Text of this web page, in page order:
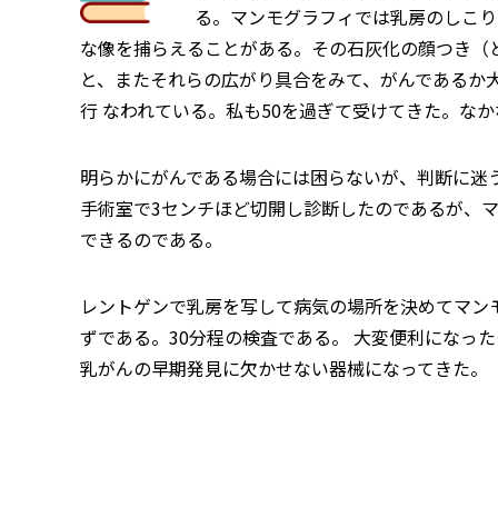
る。マンモグラフィでは乳房のしこ
な像を捕らえることがある。その石灰化の顔つき
と、またそれらの広がり具合をみて、がんである
行 なわれている。私も50を過ぎて受けてきた。な
明らかにがんである場合には困らないが、判断に
手術室で3センチほど切開し診断したのであるが、
できるのである。
レントゲンで乳房を写して病気の場所を決めてマ
ずである。30分程の検査である。 大変便利になっ
乳がんの早期発見に欠かせない器械になってきた。